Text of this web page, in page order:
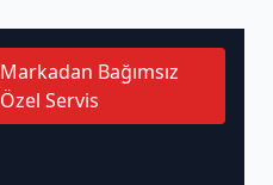
Markadan Bağımsız
Özel Servis